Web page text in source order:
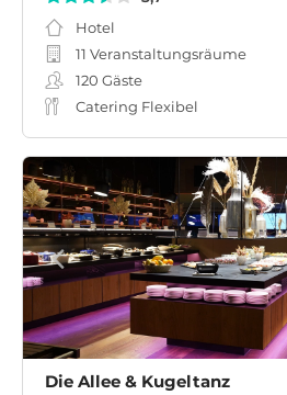
Hotel
11 Veranstaltungsräume
120 Gäste
Catering Flexibel
Die Allee & Kugeltanz